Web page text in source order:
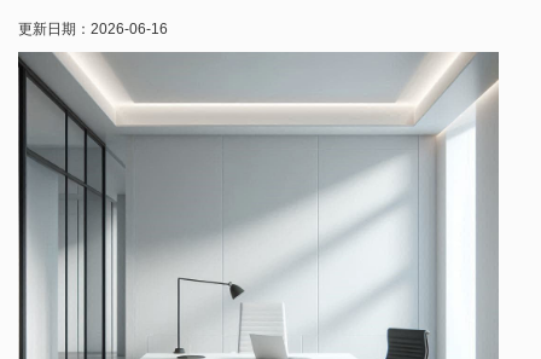
更新日期： 2026-06-16